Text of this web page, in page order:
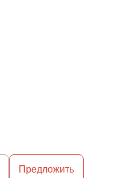
Предложить